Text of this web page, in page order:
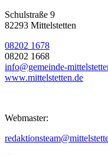
Schulstraße 9
82293 Mittelstetten
08202 1678
08202 1668
info@gemeinde-
www.mittelstetten.de
Webmaster: